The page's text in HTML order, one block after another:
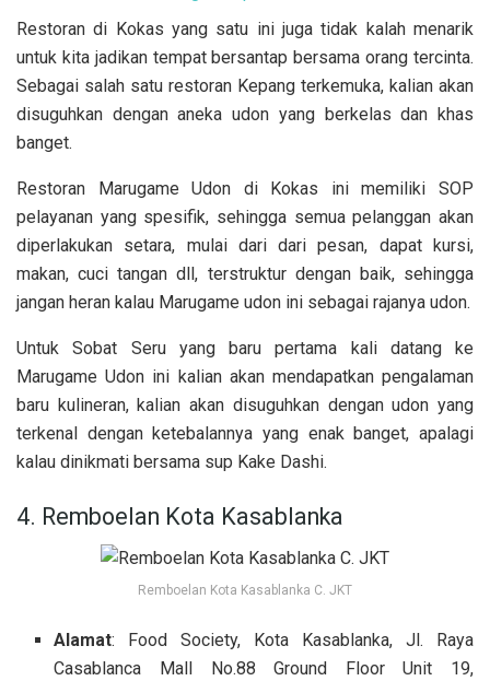
Restoran di Kokas yang satu ini juga tidak kalah menarik
untuk kita jadikan tempat bersantap bersama orang tercinta.
Sebagai salah satu restoran Kepang terkemuka, kalian akan
disuguhkan dengan aneka udon yang berkelas dan khas
banget.
Restoran Marugame Udon di Kokas ini memiliki SOP
pelayanan yang spesifik, sehingga semua pelanggan akan
diperlakukan setara, mulai dari dari pesan, dapat kursi,
makan, cuci tangan dll, terstruktur dengan baik, sehingga
jangan heran kalau Marugame udon ini sebagai rajanya udon.
Untuk Sobat Seru yang baru pertama kali datang ke
Marugame Udon ini kalian akan mendapatkan pengalaman
baru kulineran, kalian akan disuguhkan dengan udon yang
terkenal dengan ketebalannya yang enak banget, apalagi
kalau dinikmati bersama sup Kake Dashi.
4. Remboelan Kota Kasablanka
Remboelan Kota Kasablanka C. JKT
Alamat: Food Society, Kota Kasablanka, Jl. Raya
Casablanca Mall No.88 Ground Floor Unit 19,